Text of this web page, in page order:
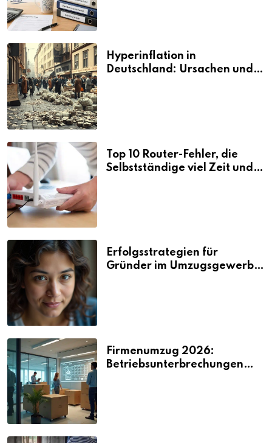
Hyperinflation in
Deutschland: Ursachen und
Top 10 Router-Fehler, die
Selbstständige viel Zeit und
Erfolgsstrategien für
Gründer im Umzugsgewerbe
Firmenumzug 2026:
Betriebsunterbrechungen